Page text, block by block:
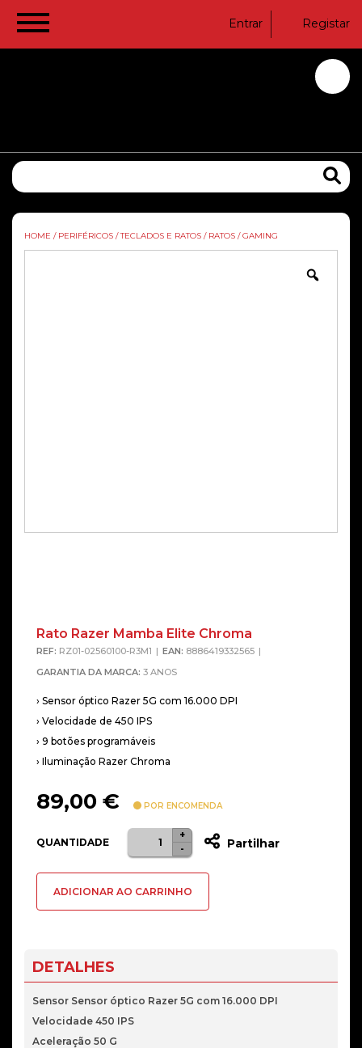
Entrar Registar
HOME / PERIFÉRICOS / TECLADOS E RATOS / RATOS / GAMING
Rato Razer Mamba Elite Chroma
REF: RZ01-02560100-R3M1 EAN: 8886419332565
GARANTIA DA MARCA: 3 ANOS
› Sensor óptico Razer 5G com 16.000 DPI
› Velocidade de 450 IPS
› 9 botões programáveis
› Iluminação Razer Chroma
89,00 € POR ENCOMENDA
QUANTIDADE
Quantidade
de
Razer
-
+
Partilhar
ADICIONAR AO CARRINHO
DETALHES
Sensor Sensor óptico Razer 5G com 16.000 DPI
Velocidade 450 IPS
Aceleração 50 G